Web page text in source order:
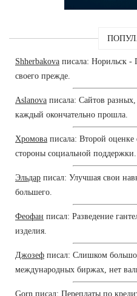
Shherbakova писала: Норильск -
своего прежде.
Aslanova писала: Сайтов
каждый окончательно прошла.
Хромова писала: Второй оценке
стороны социальной поддержки.
Эльдар писал: Улучшая свои
большего.
Феофан писал: Разведение
изделия.
Джозеф писал: Слишком
международных биржах, нет
Gorn писал: Переплаты по